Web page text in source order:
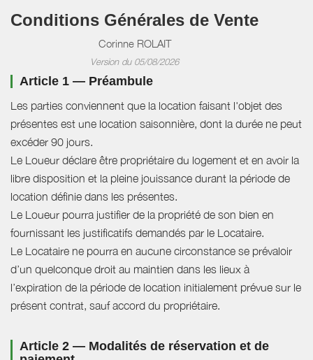
Conditions Générales de Vente
Corinne ROLAIT
Version du 05/08/2026
Article 1 — Préambule
Les parties conviennent que la location faisant l'objet des
présentes est une location saisonnière, dont la durée ne peut
excéder 90 jours.
Le Loueur déclare être propriétaire du logement et en avoir la
libre disposition et la pleine jouissance durant la période de
location définie dans les présentes.
Le Loueur pourra justifier de la propriété de son bien en
fournissant les justificatifs demandés par le Locataire.
Le Locataire ne pourra en aucune circonstance se prévaloir
d’un quelconque droit au maintien dans les lieux à
l’expiration de la période de location initialement prévue sur le
présent contrat, sauf accord du propriétaire.
Article 2 — Modalités de réservation et de